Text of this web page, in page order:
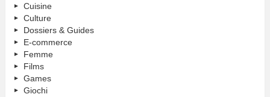
Cuisine
Culture
Dossiers & Guides
E-commerce
Femme
Films
Games
Giochi